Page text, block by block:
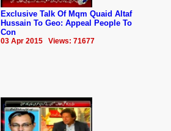
Exclusive Talk Of Mqm Quaid Altaf
Hussain To Geo: Appeal People To
Con
03 Apr 2015 Views: 71677